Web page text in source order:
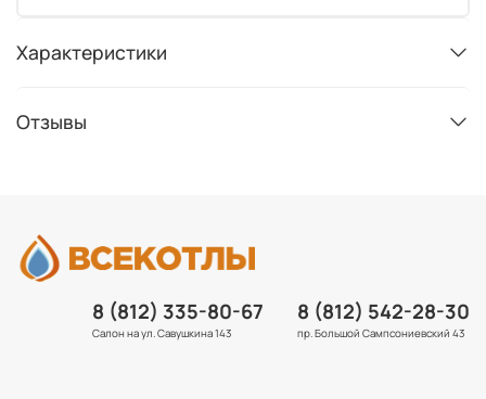
Характеристики
Отзывы
8 (812) 335-80-67
Салон на ул. Савушкина 143
8 (812) 542-28-30
пр. Большой Сампсониевский 43